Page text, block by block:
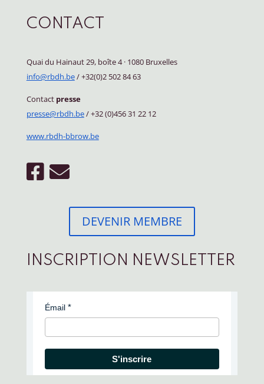
CONTACT
Quai du Hainaut 29, boîte 4·1080 Bruxelles
info@rbdh.be/ +32(0)2 502 84 63
Contact presse
presse@rbdh.be/ +32 (0)456 31 22 12
www.rbdh-bbrow.be
DEVENIR MEMBRE
INSCRIPTION NEWSLETTER
Émail
S'inscrire